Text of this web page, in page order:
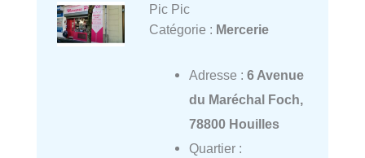
Pic Pic
Catégorie : Mercerie
Adresse : 6 Avenue
du Maréchal Foch,
78800 Houilles
Quartier :